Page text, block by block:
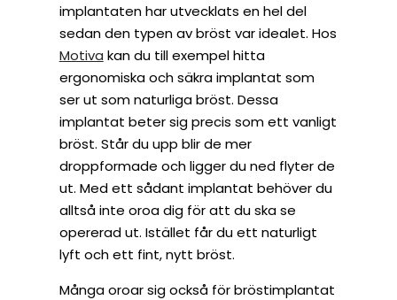
implantaten har utvecklats en hel del
sedan den typen av bröst var idealet. Hos
Motiva kan du till exempel hitta
ergonomiska och säkra implantat som
ser ut som naturliga bröst. Dessa
implantat beter sig precis som ett vanligt
bröst. Står du upp blir de mer
droppformade och ligger du ned flyter de
ut. Med ett sådant implantat behöver du
alltså inte oroa dig för att du ska se
opererad ut. Istället får du ett naturligt
lyft och ett fint, nytt bröst.
Många oroar sig också för bröstimplantat